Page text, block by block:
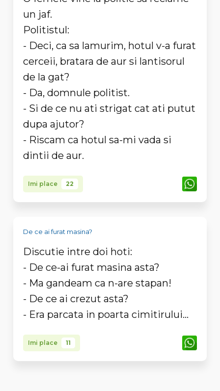
un jaf.
Politistul:
- Deci, ca sa lamurim, hotul v-a furat
cerceii, bratara de aur si lantisorul
de la gat?
- Da, domnule politist.
- Si de ce nu ati strigat cat ati putut
dupa ajutor?
- Riscam ca hotul sa-mi vada si
dintii de aur.
Imi place 22
De ce ai furat masina?
Discutie intre doi hoti:
- De ce-ai furat masina asta?
- Ma gandeam ca n-are stapan!
- De ce ai crezut asta?
- Era parcata in poarta cimitirului...
Imi place 11